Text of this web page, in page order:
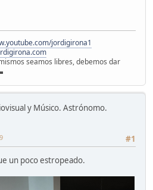
jordigirona1
seamos libres, debemos dar
y Músico. Astrónomo.
#1
un poco estropeado.